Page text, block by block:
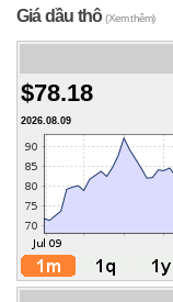
Giá dầu thô(Xem thêm)
$78.18
2026.08.09